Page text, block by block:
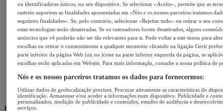
ou identificadores únicos, no seu dispositivo. Se selecionar «Aceito», permite que as
rastreio suportem as finalidades apresentadas em «Nós e os nossos parceiros tratamos
seguintes finalidades». Se, pelo contrário, selecionar «Rejeitar tudo» ou retirar o seu
estas tecnologias serão desativadas. Se os rastreadores forem desativados, alguns
anúncios que vê poderão não ser tão relevantes para si. Pode voltar a este menu para
escolhas ou retirar o consentimento a qualquer momento clicando na ligação Gerir
parte inferior da página Web (ou no ícone na parte inferior esquerda da página, se
escolhas serão aplicadas em Website. Para mais informação, consulte a nossa política de
Nós e os nossos parceiros tratamos os dados para fornecermos:
Utilizar dados de geolocalização precisos. Procurar ativamente as características do
identificação. Armazenar e/ou aceder a informações num dispositivo. Publicidade e
personalizados, medição de publicidade e conteúdos, estudos de audiência e
serviços.